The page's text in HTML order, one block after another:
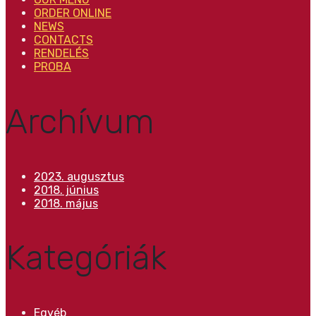
ORDER ONLINE
NEWS
CONTACTS
RENDELÉS
PROBA
Archívum
2023. augusztus
2018. június
2018. május
Kategóriák
Egyéb